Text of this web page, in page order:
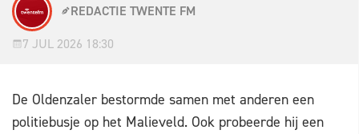
REDACTIE TWENTE FM
7 JUL 2026 18:30
De Oldenzaler bestormde samen met anderen een
politiebusje op het Malieveld. Ook probeerde hij een